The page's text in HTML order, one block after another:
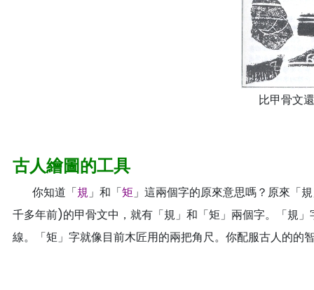
比甲骨文
古人繪圖的工具
你知道「規」和「矩」這兩個字的原來意思嗎？原來「
千多年前)的甲骨文中，就有「規」和「矩」兩個字。「規
線。「矩」字就像目前木匠用的兩把角尺。你配服古人的的